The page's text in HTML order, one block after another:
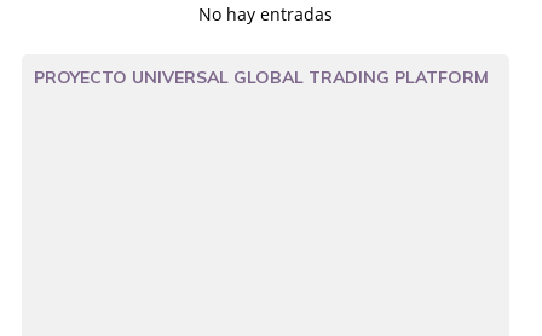
No hay entradas
PROYECTO UNIVERSAL GLOBAL TRADING PLATFORM